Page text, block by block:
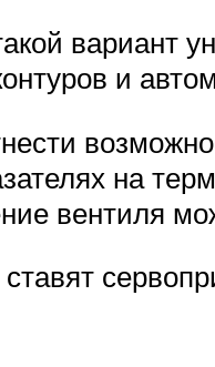
вариант
и
на
вентиля